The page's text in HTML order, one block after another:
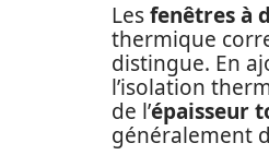
Lesfenêtres à
thermique
distingue. En
l’isolation
de l’épaisseur
généralement